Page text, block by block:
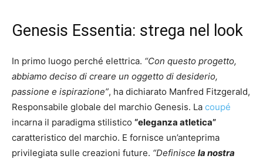
Genesis Essentia: strega nel look
In primo luogo perché elettrica. “Con questo progetto,
abbiamo deciso di creare un oggetto di desiderio,
passione e ispirazione”, ha dichiarato Manfred Fitzgerald,
Responsabile globale del marchio Genesis. La coupé
incarna il paradigma stilistico “eleganza atletica”
caratteristico del marchio. E fornisce un’anteprima
privilegiata sulle creazioni future. “Definisce la nostra